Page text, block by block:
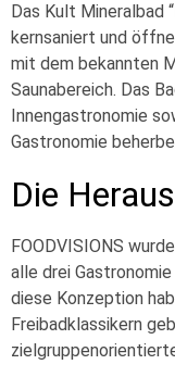
Das Kult Mineralbad
kernsaniert und
mit dem bekannten
Saunabereich. Das
Innengastronomie
Gastronomie
Die
FOODVISIONS
alle drei
diese Konzeption
Freibadklassikern